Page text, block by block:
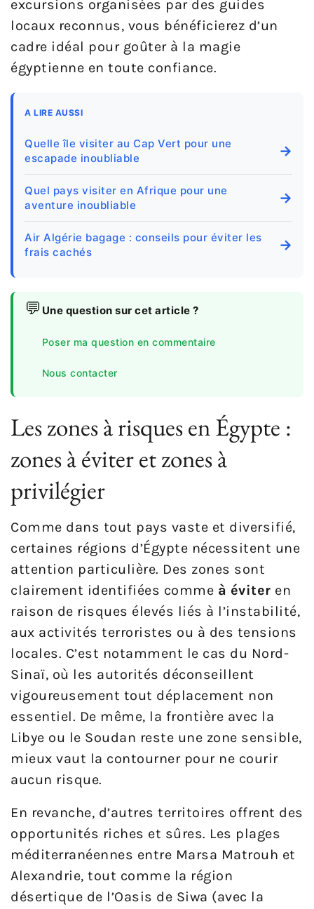
excursions organisées par des guides
locaux reconnus, vous bénéficierez d’un
cadre idéal pour goûter à la magie
égyptienne en toute confiance.
A LIRE AUSSI
Quelle île visiter au Cap Vert pour une
escapade inoubliable
→
Quel pays visiter en Afrique pour une
aventure inoubliable
→
Air Algérie bagage : conseils pour éviter les
frais cachés
→
💬 Une question sur cet article ?
Poser ma question en commentaire
Nous contacter
Les zones à risques en Égypte :
zones à éviter et zones à
privilégier
Comme dans tout pays vaste et diversifié,
certaines régions d’Égypte nécessitent une
attention particulière. Des zones sont
clairement identifiées comme à éviter en
raison de risques élevés liés à l’instabilité,
aux activités terroristes ou à des tensions
locales. C’est notamment le cas du Nord-
Sinaï, où les autorités déconseillent
vigoureusement tout déplacement non
essentiel. De même, la frontière avec la
Libye ou le Soudan reste une zone sensible,
mieux vaut la contourner pour ne courir
aucun risque.
En revanche, d’autres territoires offrent des
opportunités riches et sûres. Les plages
méditerranéennes entre Marsa Matrouh et
Alexandrie, tout comme la région
désertique de l’Oasis de Siwa (avec la